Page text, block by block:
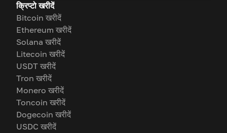
क्रिप्टो खरीदें
Bitcoin खरीदें
Ethereum खरीदें
Solana खरीदें
Litecoin खरीदें
USDT खरीदें
Tron खरीदें
Monero खरीदें
Toncoin खरीदें
Dogecoin खरीदें
USDC खरीदें